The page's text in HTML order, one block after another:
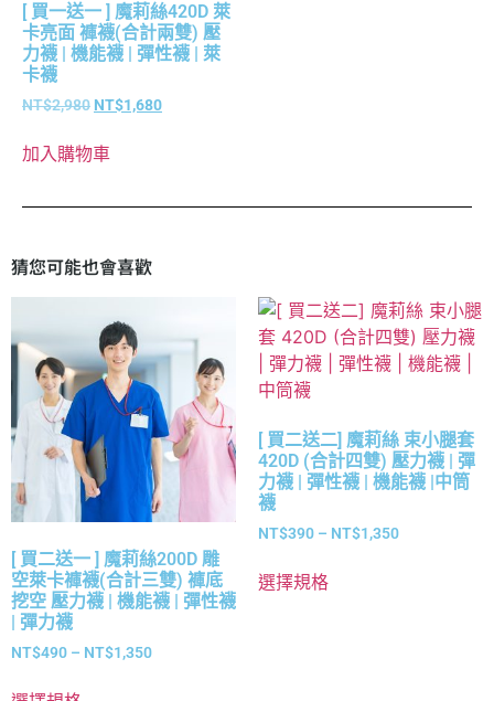
[ 買一送一 ] 魔莉絲420D 萊
卡亮面 褲襪(合計兩雙) 壓
力襪 | 機能襪 | 彈性襪 | 萊
卡襪
NT$2,980 NT$1,680
加入購物車
猜您可能也會喜歡
[ 買二送一 ] 魔莉絲200D 雕
空萊卡褲襪(合計三雙) 褲底
挖空 壓力襪 | 機能襪 | 彈性襪
| 彈力襪
NT$490 – NT$1,350
[ 買二送二] 魔莉絲 束小腿套
420D (合計四雙) 壓力襪 | 彈
力襪 | 彈性襪 | 機能襪 |中筒
襪
NT$390 – NT$1,350
選擇規格